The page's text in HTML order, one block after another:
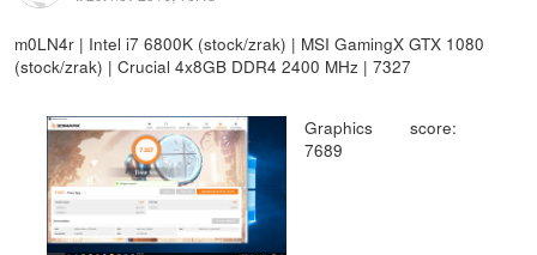
m0LN4r | Intel i7 6800K (stock/zrak) | MSI GamingX GTX 1080
(stock/zrak) | Crucial 4x8GB DDR4 2400 MHz | 7327
Graphics score:
7689